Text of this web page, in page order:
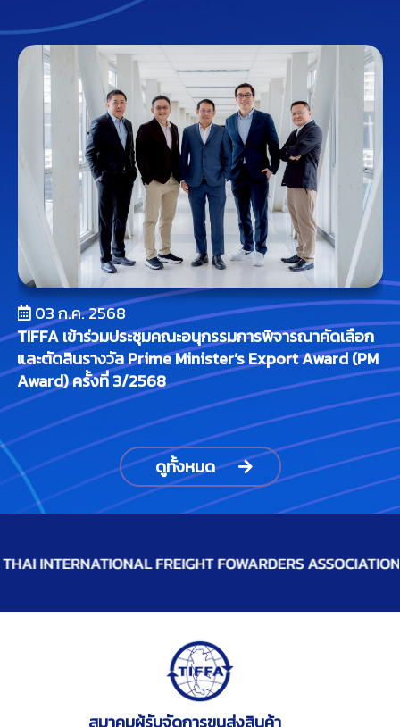
03 ก.ค. 2568
TIFFA เข้าร่วมประชุมคณะอนุกรรมการพิจารณาคัดเลือก
และตัดสินรางวัล Prime Minister’s Export Award (PM
Award) ครั้งที่ 3/2568
ดูทั้งหมด
สมาคมผู้รับจัดการขนส่งสินค้า